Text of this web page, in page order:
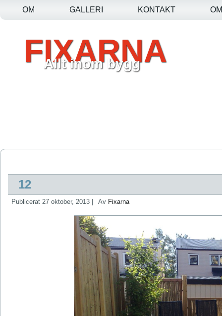
OM GALLERI KONTAKT
FIXARNA
Allt inom bygg
12
Publicerat 27 oktober, 2013 Av Fixarna